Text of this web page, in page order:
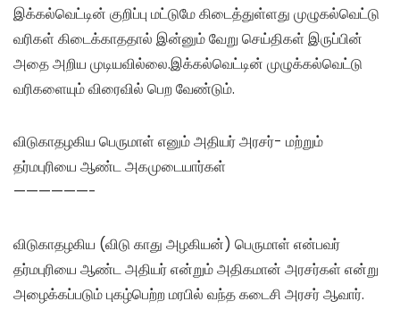
இக்கல்வெட்டின் குறிப்பு மட்டுமே கிடைத்துள்ளது முழுகல்வெட்டு
வரிகள் கிடைக்காததால் இன்னும் வேறு செய்திகள் இருப்பின்
அதை அறிய முடியவில்லை.இக்கல்வெட்டின் முழுக்கல்வெட்டு
வரிகளையும் விரைவில் பெற வேண்டும்.
விடுகாதழகிய பெருமாள் எனும் அதியர் அரசர்- மற்றும்
தர்மபுரியை ஆண்ட அகமுடையார்கள்
——————-
விடுகாதழகிய (விடு காது அழகியன்) பெருமாள் என்பவர்
தர்மபுரியை ஆண்ட அதியர் என்றும் அதிகமான் அரசர்கள் என்று
அழைக்கப்படும் புகழ்பெற்ற மரபில் வந்த கடைசி அரசர் ஆவார்.